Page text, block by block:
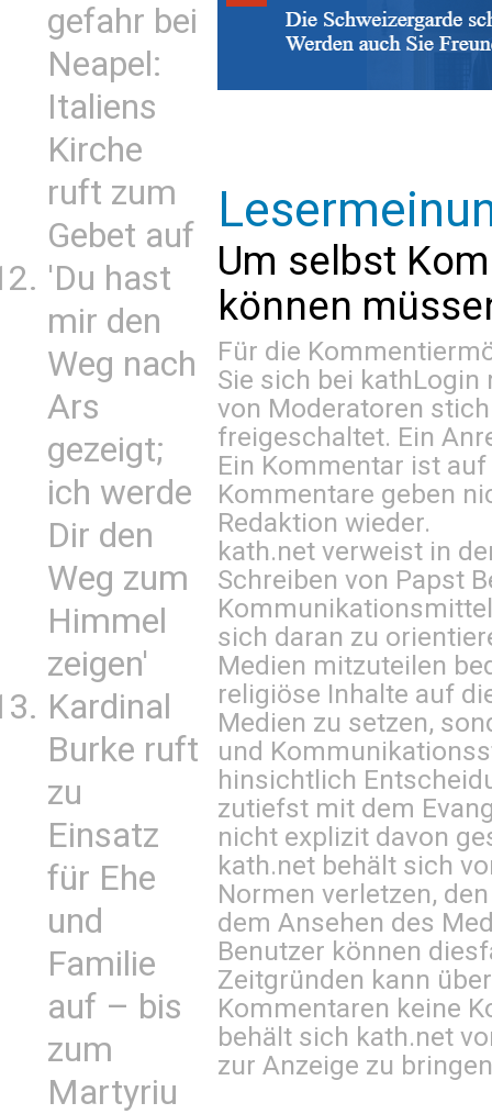
gefahr bei
Neapel:
Italiens
Kirche
ruft zum
Gebet auf
'Du hast
mir den
Weg nach
Ars
gezeigt;
ich werde
Dir den
Weg zum
Himmel
zeigen'
Kardinal
Burke ruft
zu
Einsatz
für Ehe
und
Familie
auf – bis
zum
Martyriu
Um selbst
können
Für die
Sie sich bei kathLogin
von Moderatoren
freigeschaltet. Ein
Ein Kommentar ist
Kommentare geben
Redaktion wieder.
kath.net verweist in
Schreiben von Papst
sich daran zu
Medien mitzuteilen
religiöse Inhalte auf
Medien zu setzen,
und
hinsichtlich
zutiefst mit dem
nicht explizit davon
kath.net behält sich
Normen verletzen,
dem Ansehen des
Benutzer können
Zeitgründen kann
Kommentaren keine
behält sich kath.net
zur Anzeige zu